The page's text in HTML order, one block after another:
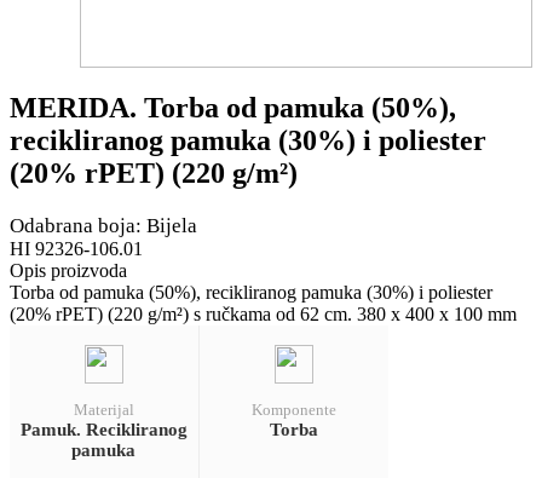
MERIDA. Torba od pamuka (50%),
recikliranog pamuka (30%) i poliester
(20% rPET) (220 g/m²)
Odabrana boja: Bijela
HI 92326-106.01
Opis proizvoda
Torba od pamuka (50%), recikliranog pamuka (30%) i poliester
(20% rPET) (220 g/m²) s ručkama od 62 cm. 380 x 400 x 100 mm
Materijal
Pamuk. Recikliranog
pamuka
Komponente
Torba